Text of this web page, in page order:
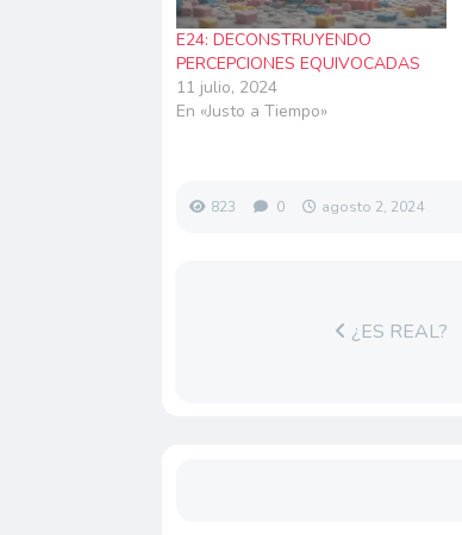
E24: DECONSTRUYENDO
PERCEPCIONES EQUIVOCADAS
11 julio, 2024
En «Justo a Tiempo»
823 0 agosto 2, 2024
¿ES REAL?